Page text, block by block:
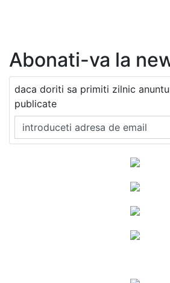
Abonati-va la
daca doriti sa primiti zilnic
publicate